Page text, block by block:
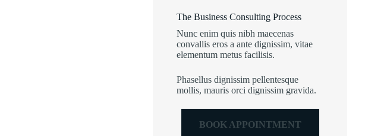
The Business Consulting Process
Nunc enim quis nibh maecenas
convallis eros a ante dignissim, vitae
elementum metus facilisis.
Phasellus dignissim pellentesque
mollis, mauris orci dignissim gravida.
BOOK APPOINTMENT